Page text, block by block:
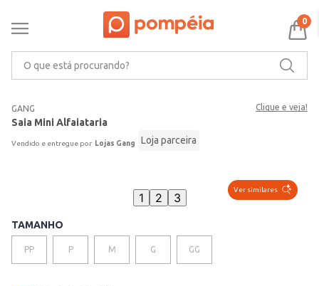
0
GANG Clique e veja!
Saia Mini Alfaiataria
Lojas Gang Loja parceira
Ver similares
1 2 3
TAMANHO
PP P M G GG